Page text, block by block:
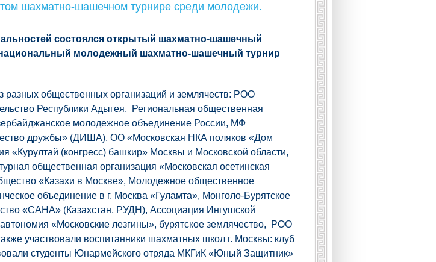
шахматно-шашечном турнире среди молодежи.
состоялся открытый шахматно-шашечный
молодежный шахматно-шашечный турнир
общественных организаций и землячеств: РОО
Республики Адыгея, Региональная общественная
молодежное объединение России, МФ
дружбы» (ДИША), ОО «Московская НКА поляков «Дом
«Курултай (конгресс) башкир» Москвы и Московской области,
общественная организация «Московская осетинская
«Казахи в Москве», Молодежное общественное
объединение в г. Москва «Гуламта», Монголо-Бурятское
«САНА» (Казахстан, РУДН), Ассоциация Ингушской
«Московские лезгины», бурятское землячество, РОО
участвовали воспитанники шахматных школ г. Москвы: клуб
студенты Юнармейского отряда МКГиК «Юный Защитник»